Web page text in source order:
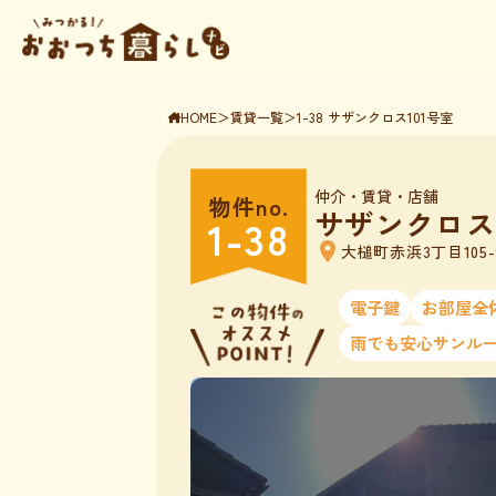
HOME＞賃貸一覧＞1-38 サザンクロス101号室
物件no.
1-38
仲介 ・賃貸・店舗
サザンクロ
location_on 大槌町赤浜3丁目
電子鍵
お部屋全
雨でも安心サンル